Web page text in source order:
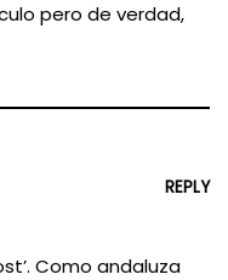
pero de verdad,
REPLY
Como andaluza